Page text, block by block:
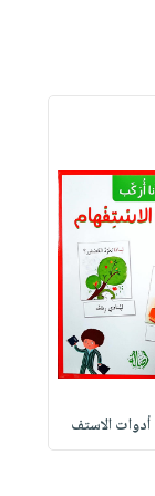
أدوات الاستف